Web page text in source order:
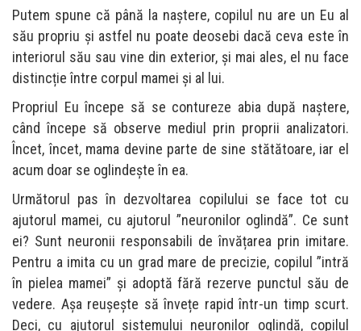
Putem spune că până la naștere, copilul nu are un Eu al
său propriu și astfel nu poate deosebi dacă ceva este în
interiorul său sau vine din exterior, și mai ales, el nu face
distincție între corpul mamei și al lui.
Propriul Eu începe să se contureze abia după naștere,
când începe să observe mediul prin proprii analizatori.
Încet, încet, mama devine parte de sine stătătoare, iar el
acum doar se oglindește în ea.
Următorul pas în dezvoltarea copilului se face tot cu
ajutorul mamei, cu ajutorul ”neuronilor oglindă”. Ce sunt
ei? Sunt neuronii responsabili de învățarea prin imitare.
Pentru a imita cu un grad mare de precizie, copilul ”intră
în pielea mamei” și adoptă fără rezerve punctul său de
vedere. Așa reușește să învețe rapid într-un timp scurt.
Deci, cu ajutorul sistemului neuronilor oglindă, copilul